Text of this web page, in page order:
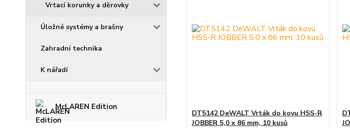
Vrtací korunky a děrovky
Úložné systémy a brašny
Zahradní technika
K nářadí
McLAREN Edition
DT5142 DeWALT Vrták do kovu HSS-R
JOBBER 5,0 x 86 mm, 10 kusů